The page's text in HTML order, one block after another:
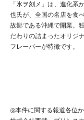
「氷ヲ刻メ」は、進化系
也氏が、全国の名店を食
故郷である沖縄で開業。
だわりの詰まったオリジ
フレーバーが特徴です。
◎本件に関する報道各位